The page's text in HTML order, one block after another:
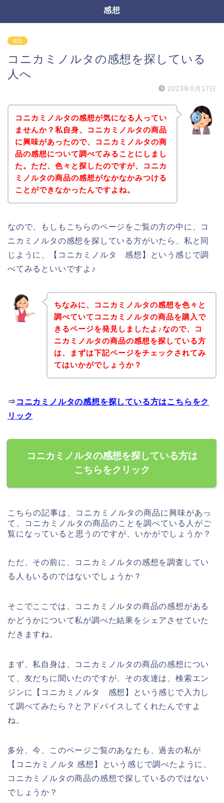
感想
感想
コニカミノルタの感想を探している
人へ
2023年8月17日
コニカミノルタの感想が気になる人ってい
ませんか？私自身、コニカミノルタの商品
に興味があったので、コニカミノルタの商
品の感想について調べてみることにしまし
た。ただ、色々と探したのですが、コニカ
ミノルタの商品の感想がなかなかみつける
ことができなかったんですよね。
なので、もしもこちらのページをご覧の方の中に、コ
ニカミノルタの感想を探している方がいたら、私と同
じように、【コニカミノルタ 感想】という感じで調
べてみるといいですよ♪
ちなみに、コニカミノルタの感想を色々と
調べていてコニカミノルタの商品を購入で
きるページを発見しましたよ♪なので、コ
ニカミノルタの商品の感想を探している方
は、まずは下記ページをチェックされてみ
てはいかがでしょうか？
⇒ コニカミノルタの感想を探している方はこちらをク
リック
コニカミノルタの感想を探している方は
こちらをクリック
こちらの記事は、コニカミノルタの商品に興味があっ
て、コニカミノルタの商品のことを調べている人がご
覧になっていると思うのですが、いかがでしょうか？
ただ、その前に、コニカミノルタの感想を調査してい
る人もいるのではないでしょうか？
そこでここでは、コニカミノルタの商品の感想がある
かどうかについて私が調べた結果をシェアさせていた
だきますね。
まず、私自身は、コニカミノルタの商品の感想につい
て、友だちに聞いたのですが、その友達は、検索エン
ジンに【コニカミノルタ 感想】という感じで入力し
て調べてみたら？とアドバイスしてくれたんですよ
ね。
多分、今、このページご覧のあなたも、過去の私が
【コニカミノルタ 感想】という感じで調べたように、
コニカミノルタの商品の感想で探しているのではない
でしょうか？